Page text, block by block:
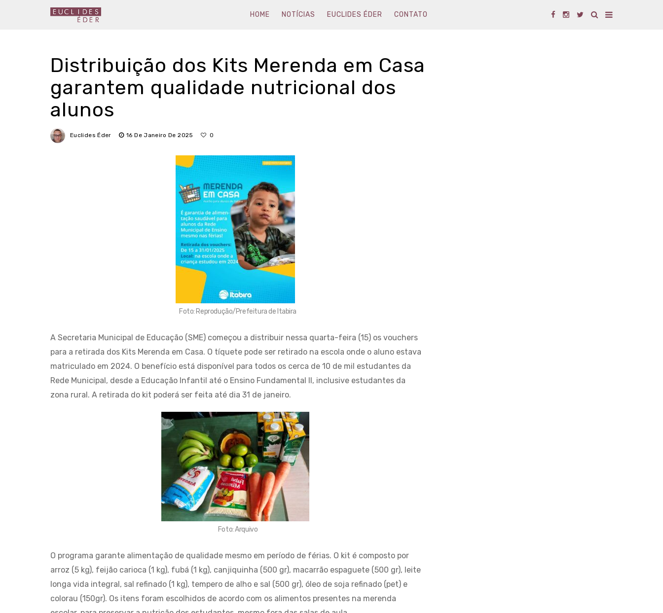
HOME NOTÍCIAS EUCLIDES ÉDER CONTATO
Distribuição dos Kits Merenda em Casa
garantem qualidade nutricional dos
alunos
Euclides Éder 16 De Janeiro De 2025 0
Foto: Reprodução/Prefeitura de Itabira
A Secretaria Municipal de Educação (SME) começou a distribuir nessa quarta-feira (15) os vouchers
para a retirada dos Kits Merenda em Casa. O tíquete pode ser retirado na escola onde o aluno estava
matriculado em 2024. O benefício está disponível para todos os cerca de 10 de mil estudantes da
Rede Municipal, desde a Educação Infantil até o Ensino Fundamental II, inclusive estudantes da
zona rural. A retirada do kit poderá ser feita até dia 31 de janeiro.
Foto: Arquivo
O programa garante alimentação de qualidade mesmo em período de férias. O kit é composto por
arroz (5 kg), feijão carioca (1 kg), fubá (1 kg), canjiquinha (500 gr), macarrão espaguete (500 gr), leite
longa vida integral, sal refinado (1 kg), tempero de alho e sal (500 gr), óleo de soja refinado (pet) e
colorau (150gr). Os itens foram escolhidos de acordo com os alimentos presentes na merenda